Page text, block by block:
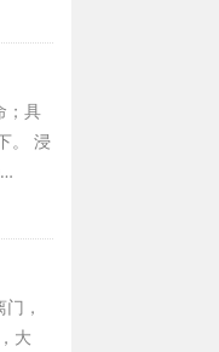
；具
。 浸
，
大